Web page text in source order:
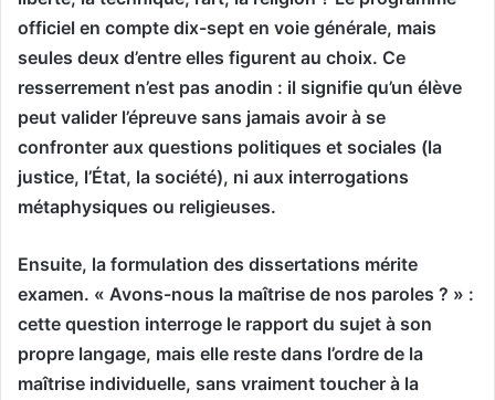
officiel en compte dix-sept en voie générale, mais
seules deux d’entre elles figurent au choix. Ce
resserrement n’est pas anodin : il signifie qu’un élève
peut valider l’épreuve sans jamais avoir à se
confronter aux questions politiques et sociales (la
justice, l’État, la société), ni aux interrogations
métaphysiques ou religieuses.
Ensuite, la formulation des dissertations mérite
examen. « Avons-nous la maîtrise de nos paroles ? » :
cette question interroge le rapport du sujet à son
propre langage, mais elle reste dans l’ordre de la
maîtrise individuelle, sans vraiment toucher à la